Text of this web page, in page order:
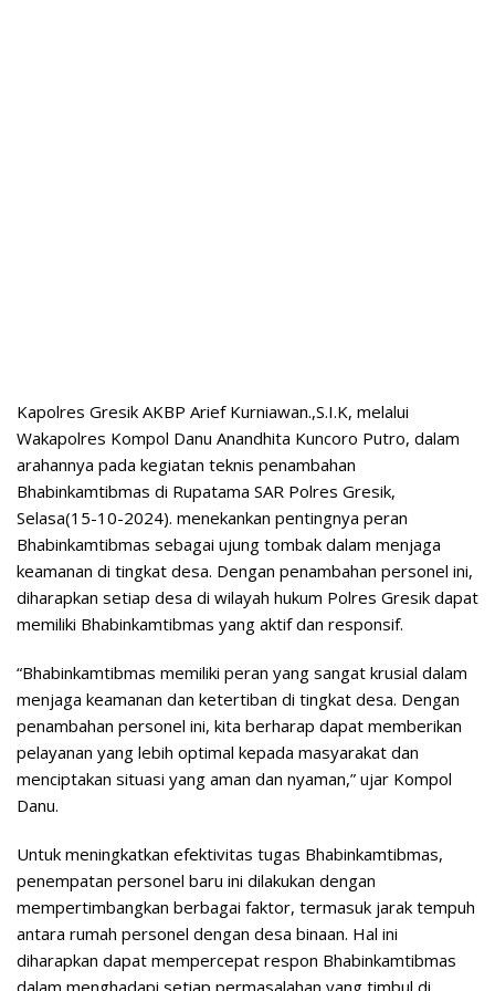
Kapolres Gresik AKBP Arief Kurniawan.,S.I.K, melalui
Wakapolres Kompol Danu Anandhita Kuncoro Putro, dalam
arahannya pada kegiatan teknis penambahan
Bhabinkamtibmas di Rupatama SAR Polres Gresik,
Selasa(15-10-2024). menekankan pentingnya peran
Bhabinkamtibmas sebagai ujung tombak dalam menjaga
keamanan di tingkat desa. Dengan penambahan personel ini,
diharapkan setiap desa di wilayah hukum Polres Gresik dapat
memiliki Bhabinkamtibmas yang aktif dan responsif.
“Bhabinkamtibmas memiliki peran yang sangat krusial dalam
menjaga keamanan dan ketertiban di tingkat desa. Dengan
penambahan personel ini, kita berharap dapat memberikan
pelayanan yang lebih optimal kepada masyarakat dan
menciptakan situasi yang aman dan nyaman,” ujar Kompol
Danu.
Untuk meningkatkan efektivitas tugas Bhabinkamtibmas,
penempatan personel baru ini dilakukan dengan
mempertimbangkan berbagai faktor, termasuk jarak tempuh
antara rumah personel dengan desa binaan. Hal ini
diharapkan dapat mempercepat respon Bhabinkamtibmas
dalam menghadapi setiap permasalahan yang timbul di